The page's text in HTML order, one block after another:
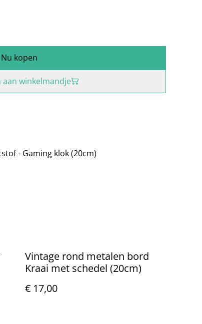
Nu kopen
aan winkelmandje
- Gaming klok (20cm)
Vintage rond metalen bord
Kraai met schedel (20cm)
€ 17,00